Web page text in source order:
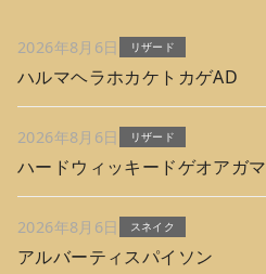
2026年8月6日 リザード
ハルマヘラホカケトカゲAD
2026年8月6日 リザード
ハードウィッキードゲオアガマ
2026年8月6日 スネイク
アルバーティスパイソン